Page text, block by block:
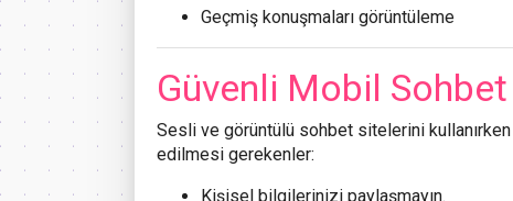
Geçmiş konuşmaları görüntüleme
Güvenli Mobil
Sesli ve görüntülü sohbet sitelerini
edilmesi gerekenler:
Kişisel bilgilerinizi paylaşmayın.